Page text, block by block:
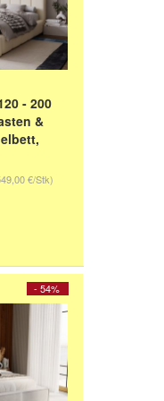
- 200
&
x 200
AMOR
€/Stk)
- 54%